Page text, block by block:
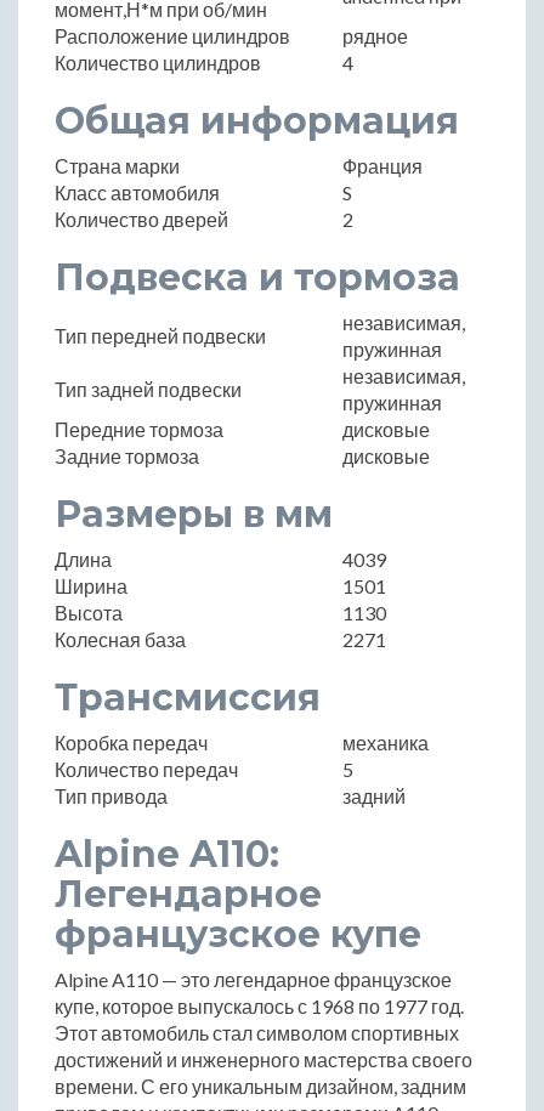
момент,Н*м при об/мин
Расположение цилиндров
рядное
Количество цилиндров
4
Общая информация
Страна марки
Франция
Класс автомобиля
S
Количество дверей
2
Подвеска и тормоза
Тип передней подвески
независимая,
пружинная
Тип задней подвески
независимая,
пружинная
Передние тормоза
дисковые
Задние тормоза
дисковые
Размеры в мм
Длина
4039
Ширина
1501
Высота
1130
Колесная база
2271
Трансмиссия
Коробка передач
механика
Количество передач
5
Тип привода
задний
Alpine A110:
Легендарное
французское купе
Alpine A110 — это легендарное французское
купе, которое выпускалось с 1968 по 1977 год.
Этот автомобиль стал символом спортивных
достижений и инженерного мастерства своего
времени. С его уникальным дизайном, задним